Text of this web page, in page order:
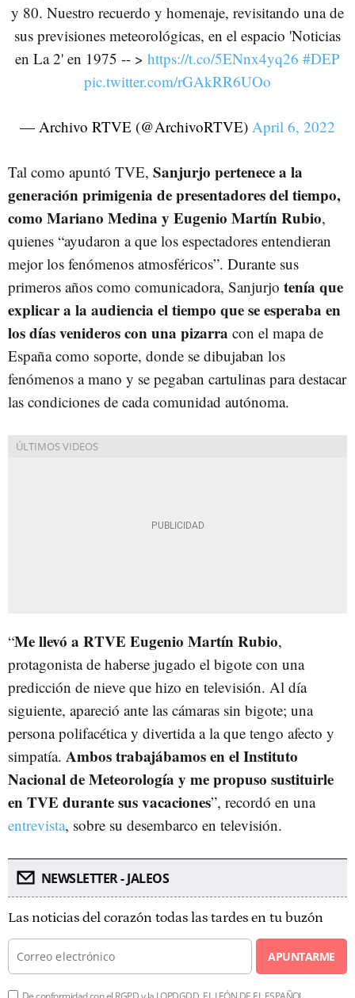
y 80. Nuestro recuerdo y homenaje, revisitando una de
sus previsiones meteorológicas, en el espacio 'Noticias
en La 2' en 1975 -- > https://t.co/5ENnx4yq26 #DEP
pic.twitter.com/rGAkRR6UOo
— Archivo RTVE (@ArchivoRTVE) April 6, 2022
Tal como apuntó TVE, Sanjurjo pertenece a la
generación primigenia de presentadores del tiempo,
como Mariano Medina y Eugenio Martín Rubio,
quienes “ayudaron a que los espectadores entendieran
mejor los fenómenos atmosféricos”. Durante sus
primeros años como comunicadora, Sanjurjo tenía que
explicar a la audiencia el tiempo que se esperaba en
los días venideros con una pizarra con el mapa de
España como soporte, donde se dibujaban los
fenómenos a mano y se pegaban cartulinas para destacar
las condiciones de cada comunidad autónoma.
“Me llevó a RTVE Eugenio Martín Rubio,
protagonista de haberse jugado el bigote con una
predicción de nieve que hizo en televisión. Al día
siguiente, apareció ante las cámaras sin bigote; una
persona polifacética y divertida a la que tengo afecto y
simpatía. Ambos trabajábamos en el Instituto
Nacional de Meteorología y me propuso sustituirle
en TVE durante sus vacaciones”, recordó en una
entrevista, sobre su desembarco en televisión.
NEWSLETTER - JALEOS
Las noticias del corazón todas las tardes en tu buzón
APUNTARME